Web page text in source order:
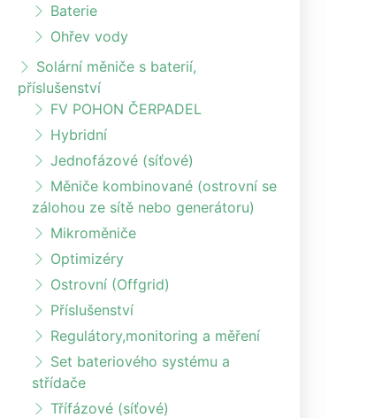
Baterie
Ohřev vody
Solární měniče s baterií,
příslušenství
FV POHON ČERPADEL
Hybridní
Jednofázové (síťové)
Měniče kombinované (ostrovní se
zálohou ze sítě nebo generátoru)
Mikroměniče
Optimizéry
Ostrovní (Offgrid)
Příslušenství
Regulátory,monitoring a měření
Set bateriového systému a
střídače
Třífázové (síťové)